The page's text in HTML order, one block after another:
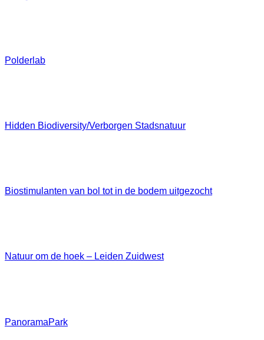
Polderlab
Hidden Biodiversity/­Verborgen Stadsnatuur
Biostimulanten van bol tot in de bodem uitgezocht
Natuur om de hoek – Leiden Zuidwest
PanoramaPark